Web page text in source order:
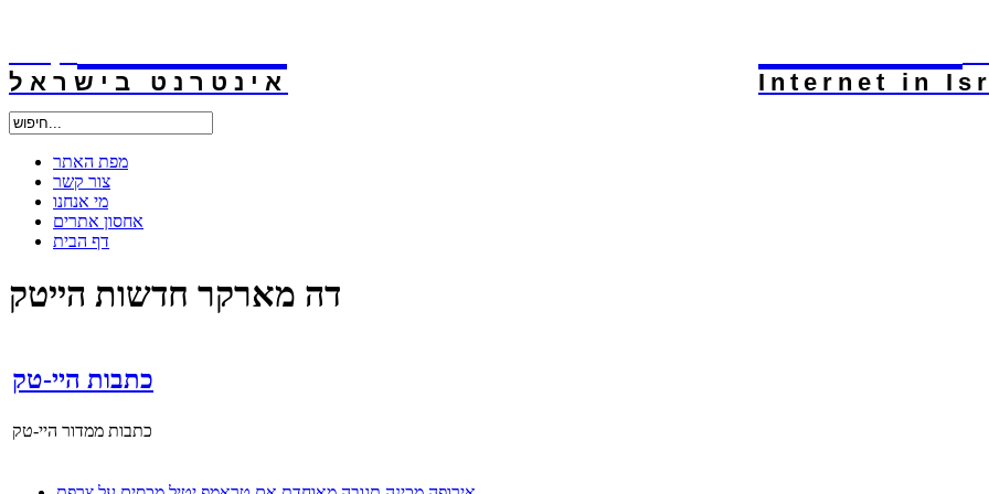
אינטרנט בישראל Internet in
מפת האתר
צור קשר
מי אנחנו
אחסון אתרים
דף הבית
דה מארקר חדשות הייטק
כתבות היי-טק
כתבות ממדור היי-טק